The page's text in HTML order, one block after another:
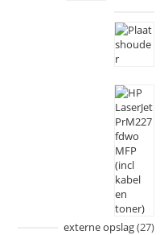
externe opslag 27